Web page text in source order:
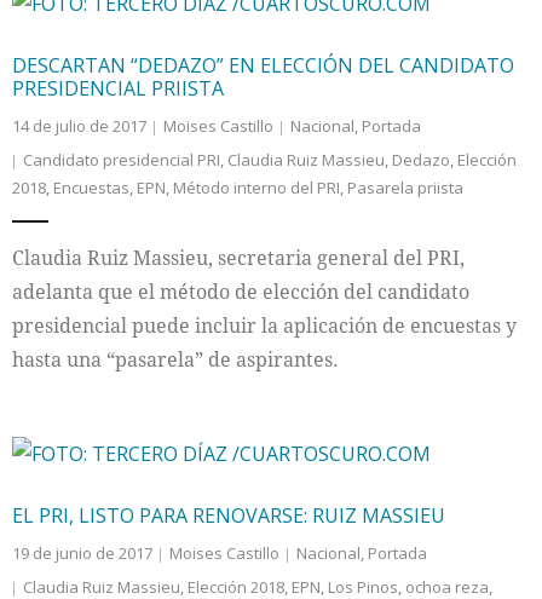
DESCARTAN “DEDAZO” EN ELECCIÓN DEL CANDIDATO
PRESIDENCIAL PRIISTA
14 de julio de 2017 Moises Castillo Nacional, Portada
Candidato presidencial PRI, Claudia Ruiz Massieu, Dedazo, Elección
2018, Encuestas, EPN, Método interno del PRI, Pasarela priista
Claudia Ruiz Massieu, secretaria general del PRI,
adelanta que el método de elección del candidato
presidencial puede incluir la aplicación de encuestas y
hasta una “pasarela” de aspirantes.
EL PRI, LISTO PARA RENOVARSE: RUIZ MASSIEU
19 de junio de 2017 Moises Castillo Nacional, Portada
Claudia Ruiz Massieu, Elección 2018, EPN, Los Pinos, ochoa reza,